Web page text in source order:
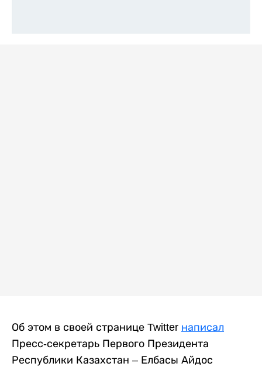
Об этом в своей странице Twitter написал
Пресс-секретарь Первого Президента
Республики Казахстан – Елбасы Айдос